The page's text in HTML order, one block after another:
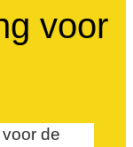
voor
de